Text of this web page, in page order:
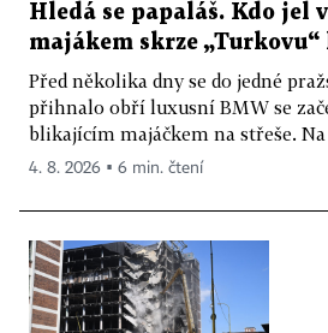
Hledá se papaláš. Kdo jel
majákem skrze
Před několika dny se do jedné
přihnalo obří luxusní BMW se
blikajícím majáčkem na střeše. Na
4. 8. 2026 ▪ 6 min. čtení